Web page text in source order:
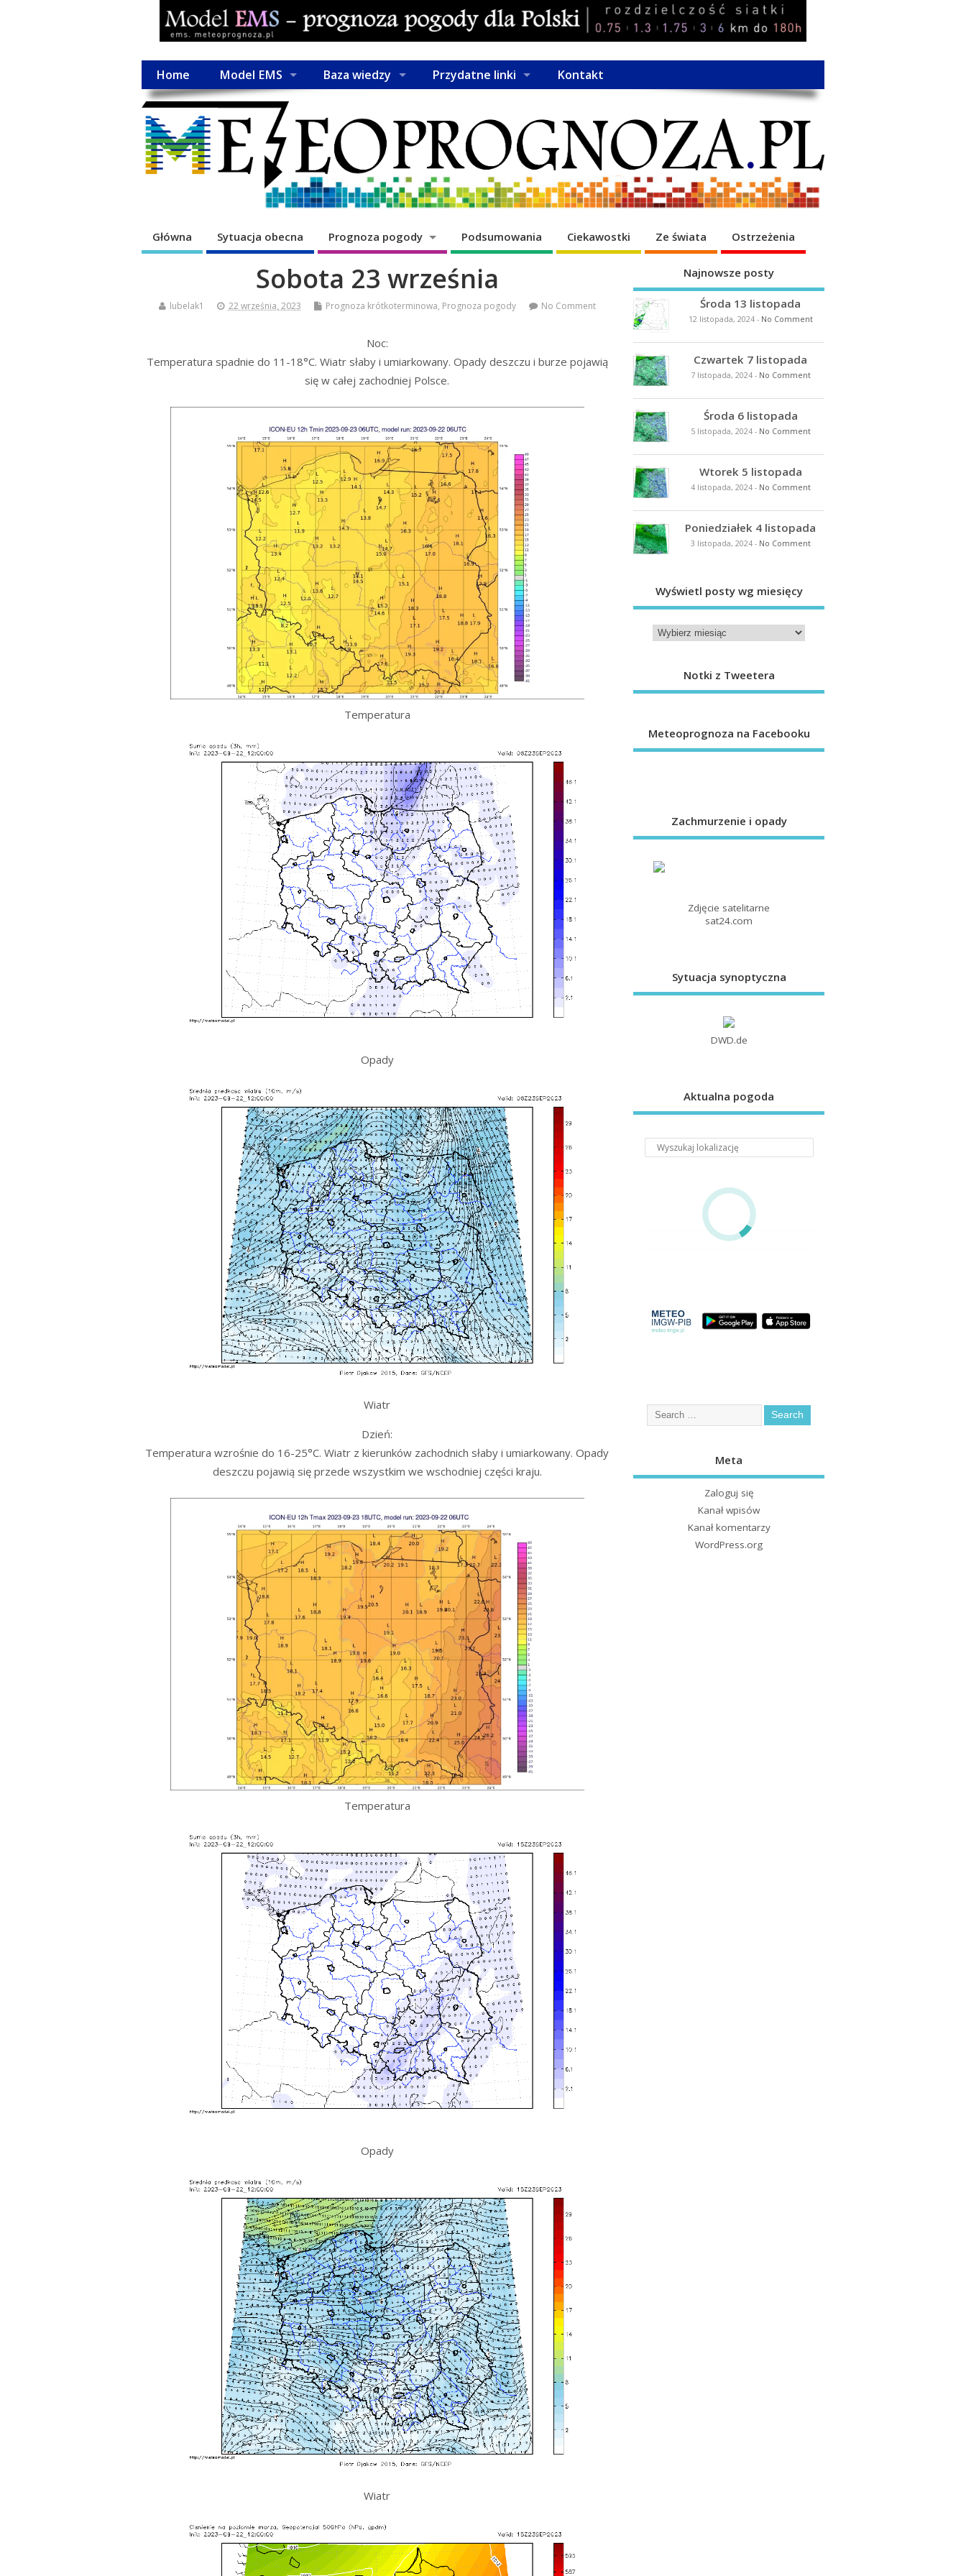
Home Model EMS Baza wiedzy Przydatne linki Kontakt
Główna Sytuacja obecna Prognoza pogody Podsumowania Ciekawostki Ze świata Ostrzeżenia
Sobota 23 września
lubelak1 22 września, 2023 Prognoza krótkoterminowa, Prognoza pogody No Comment
Noc:
Temperatura spadnie do 11-18°C. Wiatr słaby i umiarkowany. Opady deszczu i burze pojawią
się w całej zachodniej Polsce.
Temperatura
Opady
Wiatr
Dzień:
Temperatura wzrośnie do 16-25°C. Wiatr z kierunków zachodnich słaby i umiarkowany. Opady
deszczu pojawią się przede wszystkim we wschodniej części kraju.
Temperatura
Opady
Wiatr
Najnowsze posty
Środa 13 listopada
12 listopada, 2024- No Comment
Czwartek 7 listopada
7 listopada, 2024- No Comment
Środa 6 listopada
5 listopada, 2024- No Comment
Wtorek 5 listopada
4 listopada, 2024- No Comment
Poniedziałek 4 listopada
3 listopada, 2024- No Comment
Wyświetl posty wg miesięcy
Notki z Tweetera
Meteoprognoza na Facebooku
Zachmurzenie i opady
Zdjęcie satelitarne
sat24.com
Sytuacja synoptyczna
DWD.de
Aktualna pogoda
Meta
Zaloguj się
Kanał wpisów
Kanał komentarzy
WordPress.org